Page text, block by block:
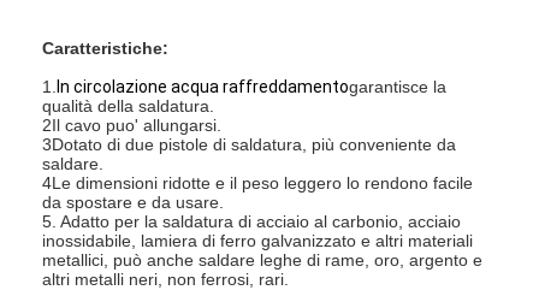
Casa
Prodotti
Chi siamo
Caratteristiche:
1.
In circolazione acqua raffreddamentogarantisce la
qualità della saldatura.
2Il cavo puo' allungarsi.
3Dotato di due pistole di saldatura, più conveniente da
saldare.
4Le dimensioni ridotte e il peso leggero lo rendono facile
da spostare e da usare.
5. Adatto per la saldatura di acciaio al carbonio, acciaio
inossidabile, lamiera di ferro galvanizzato e altri materiali
metallici, può anche saldare leghe di rame, oro, argento e
altri metalli neri, non ferrosi, rari.